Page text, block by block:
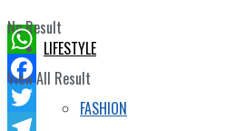
No Result
View All Result
LIFESTYLE
FASHION
WhatsApp
Facebook
Twitter